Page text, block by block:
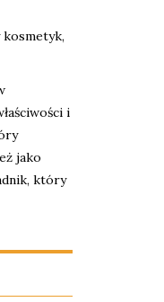
i
jako
który